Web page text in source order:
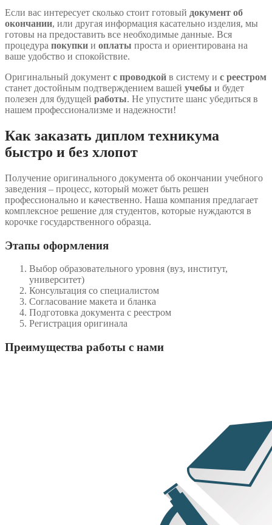
Если вас интересует сколько стоит готовый документ об
окончании, или другая информация касательно изделия, мы
готовы на предоставить все необходимые данные. Вся
процедура покупки и оплаты проста и ориентирована на
ваше удобство и спокойствие.
Оригинальный документ с проводкой в систему и с реестром
станет достойным подтверждением вашей учебы и будет
полезен для будущей работы. Не упустите шанс убедиться в
нашем профессионализме и надежности!
Как заказать диплом техникума
быстро и без хлопот
Получение оригинального документа об окончании учебного
заведения – процесс, который может быть решен
профессионально и качественно. Наша компания предлагает
комплексное решение для студентов, которые нуждаются в
корочке государственного образца.
Этапы оформления
Выбор образовательного уровня (вуз, институт,
университет)
Консультация со специалистом
Согласование макета и бланка
Подготовка документа с реестром
Регистрация оригинала
Преимущества работы с нами